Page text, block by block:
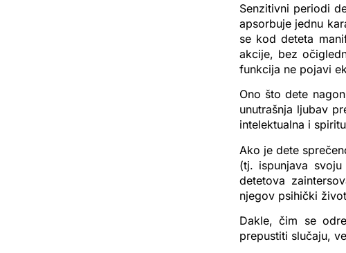
Senzitivni periodi
apsorbuje jednu
se kod deteta
akcije, bez
funkcija ne pojavi
Ono što dete
unutrašnja ljubav
intelektualna i
Ako je dete
(tj. ispunjava
detetova
njegov psihički
Dakle, čim se
prepustiti slučaju,